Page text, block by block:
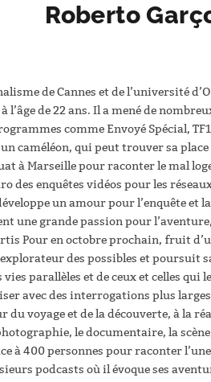
Roberto
de Cannes et de l’université
de 22 ans. Il a mené de
comme Envoyé Spécial,
caméléon, qui peut trouver sa
à Marseille pour raconter le mal
des enquêtes vidéos pour les
un amour pour l’enquête et
une grande passion pour
Pour en octobre prochain, fruit
des possibles et poursuit
parallèles et de ceux et celles
avec des interrogations plus
voyage et de la découverte, à la
le documentaire, la
à 400 personnes pour raconter
podcasts où il évoque ses